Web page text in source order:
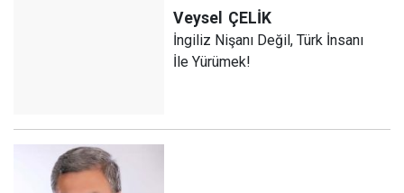
Veysel ÇELİK
İngiliz Nişanı Değil, Türk İnsanı
İle Yürümek!